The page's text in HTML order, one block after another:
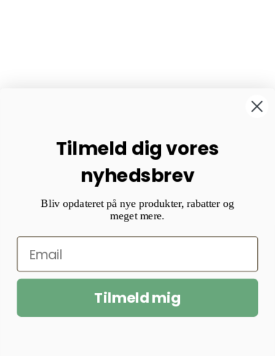
Tilmeld dig vores
nyhedsbrev
Bliv opdateret på nye produkter, rabatter og
meget mere.
Tilmeld mig